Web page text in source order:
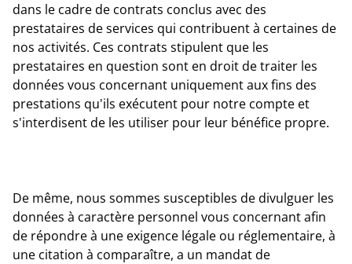
dans le cadre de contrats conclus avec des
prestataires de services qui contribuent à certaines de
nos activités. Ces contrats stipulent que les
prestataires en question sont en droit de traiter les
données vous concernant uniquement aux fins des
prestations qu'ils exécutent pour notre compte et
s'interdisent de les utiliser pour leur bénéfice propre.
De même, nous sommes susceptibles de divulguer les
données à caractère personnel vous concernant afin
de répondre à une exigence légale ou réglementaire, à
une citation à comparaître, a un mandat de